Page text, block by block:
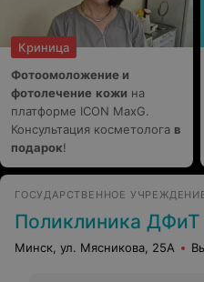
Криница
Фотоомоложение и
фотолечение кожи на
платформе ICON MaxG.
Консультация косметолога в
подарок!
ГОСУДАРСТВЕННОЕ
Поликлиника
Минск, ул. Мясникова, 25А